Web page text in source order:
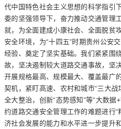
代中国特色社会主义思想的科学指引
委的坚强领导下，奋力推动交通管理
就，为全面建成小康社会、全面脱贫
安全环境，为“十四五”时期贵州公安
经验、奠定了坚实基础。我们紧紧围
故，坚决遏制较大道路交通事故，坚
开展规格最高、规模最大、覆盖最广
契机，紧盯高速、农村和城市“三大
全大整治，创新“态势感知”等“大数据
约道路交通安全管理工作的难题进行
济社会发展的能力和水平进一步提升